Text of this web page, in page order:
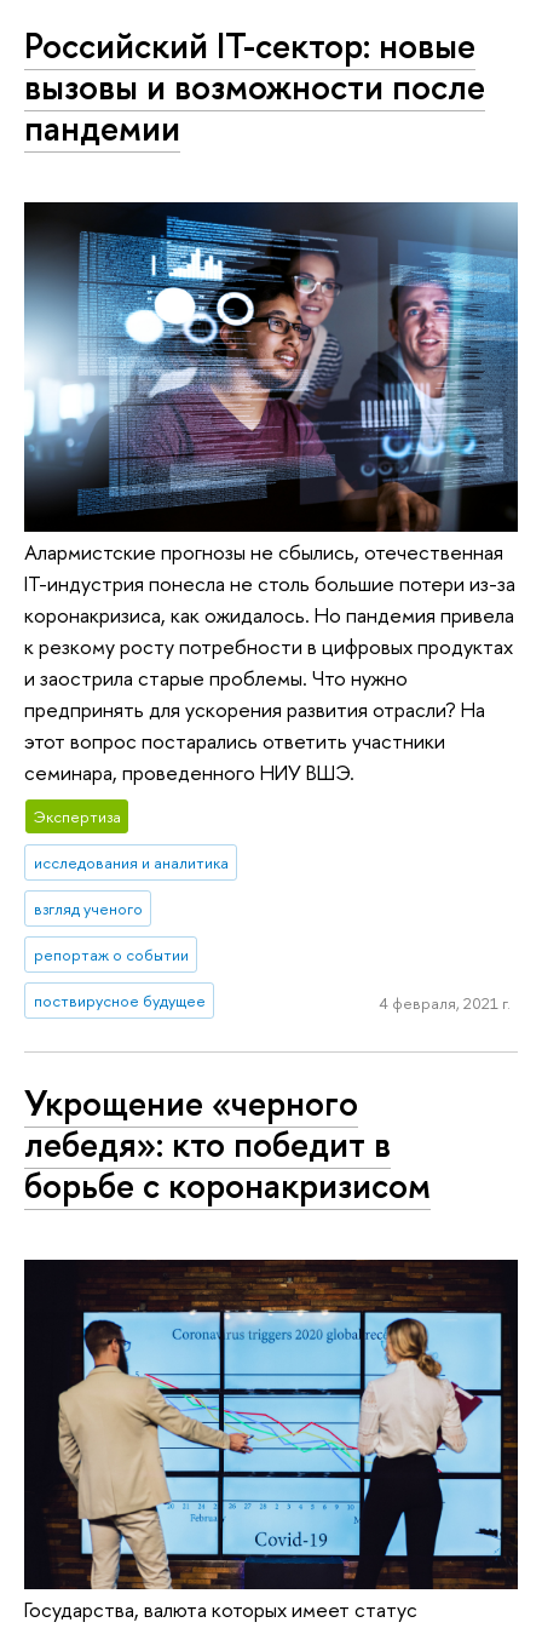
Российский IT-сектор: новые
вызовы и возможности после
пандемии
Алармистские прогнозы не сбылись, отечественная
IT-индустрия понесла не столь большие потери из-за
коронакризиса, как ожидалось. Но пандемия привела
к резкому росту потребности в цифровых продуктах
и заострила старые проблемы. Что нужно
предпринять для ускорения развития отрасли? На
этот вопрос постарались ответить участники
семинара, проведенного НИУ ВШЭ.
Экспертиза
исследования и аналитика
взгляд ученого
репортаж о событии
поствирусное будущее 4 февраля, 2021 г.
Укрощение «черного
лебедя»: кто победит в
борьбе с коронакризисом
Государства, валюта которых имеет статус